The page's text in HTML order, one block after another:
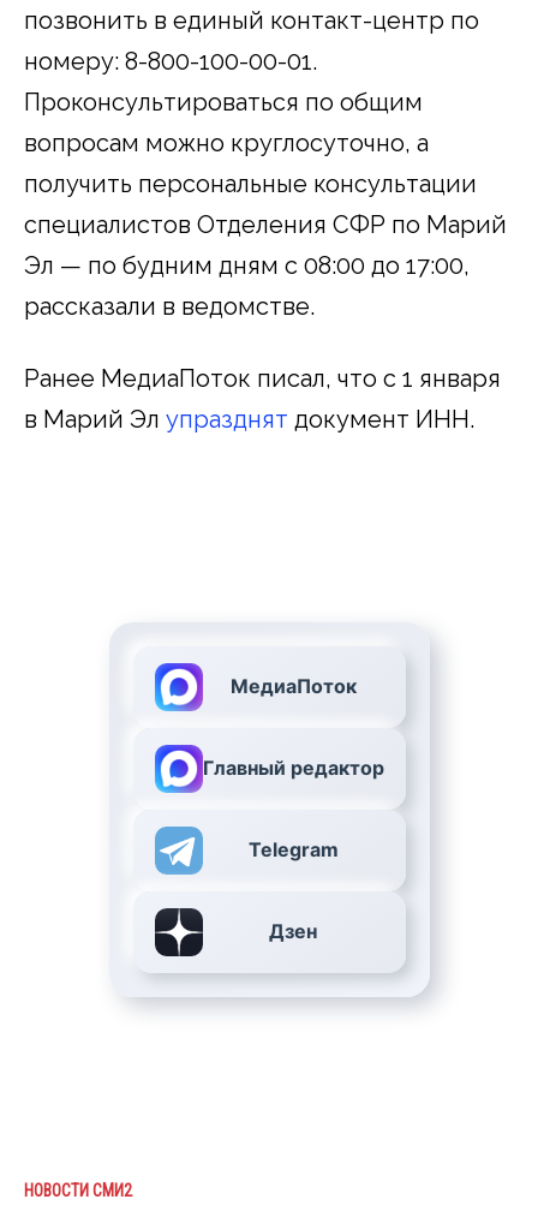
позвонить в единый контакт-центр по
номеру: 8-800-100-00-01.
Проконсультироваться по общим
вопросам можно круглосуточно, а
получить персональные консультации
специалистов Отделения СФР по Марий
Эл — по будним дням с 08:00 до 17:00,
рассказали в ведомстве.
Ранее МедиаПоток писал, что с 1 января
в Марий Эл упразднят документ ИНН.
МедиаПоток
Главный редактор
Telegram
Дзен
НОВОСТИ СМИ2